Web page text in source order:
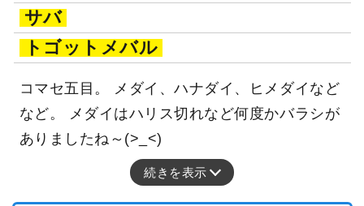
サバ
トゴットメバル
コマセ五目。 メダイ、ハナダイ、ヒメダイなど
など。 メダイはハリス切れなど何度かバラシが
ありましたね～(>_<)
続きを表示